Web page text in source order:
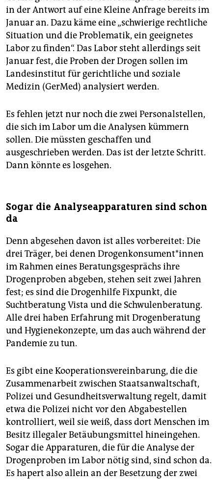
in der Antwort auf eine Kleine Anfrage bereits im
Januar an. Dazu käme eine „schwierige rechtliche
Situation und die Problematik, ein geeignetes
Labor zu finden“. Das Labor steht allerdings seit
Januar fest, die Proben der Drogen sollen im
Landesinstitut für gerichtliche und soziale
Medizin (GerMed) analysiert werden.
Es fehlen jetzt nur noch die zwei Personalstellen,
die sich im Labor um die Analysen kümmern
sollen. Die müssten geschaffen und
ausgeschrieben werden. Das ist der letzte Schritt.
Dann könnte es losgehen.
Sogar die Analyseapparaturen sind schon
da
Denn abgesehen davon ist alles vorbereitet: Die
drei Träger, bei denen Dro­gen­kon­su­men­t*in­nen
im Rahmen eines Beratungsgesprächs ihre
Drogenproben abgeben, stehen seit zwei Jahren
fest; es sind die Drogenhilfe Fixpunkt, die
Suchtberatung Vista und die Schwulenberatung.
Alle drei haben Erfahrung mit Drogenberatung
und Hygienekonzepte, um das auch während der
Pandemie zu tun.
Es gibt eine Kooperationsvereinbarung, die die
Zusammenarbeit zwischen Staatsanwaltschaft,
Polizei und Gesundheitsverwaltung regelt, damit
etwa die Polizei nicht vor den Abgabestellen
kontrolliert, weil sie weiß, dass dort Menschen im
Besitz illegaler Betäubungsmittel hineingehen.
Sogar die Apparaturen, die für die Analyse der
Drogenproben im Labor nötig sind, sind schon da.
Es hapert also allein an der Besetzung der zwei